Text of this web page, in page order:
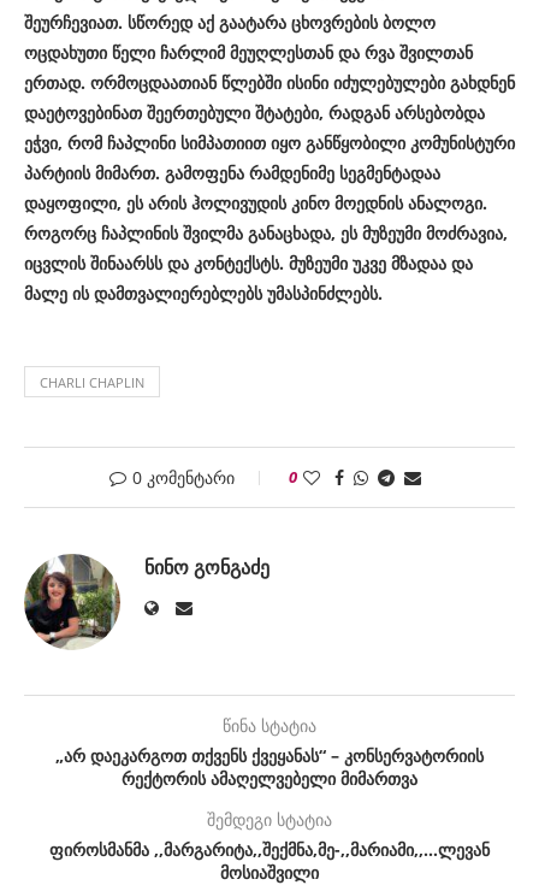
შეურჩევიათ. სწორედ აქ გაატარა ცხოვრების ბოლო
ოცდახუთი წელი ჩარლიმ მეუღლესთან და რვა შვილთან
ერთად. ორმოცდაათიან წლებში ისინი იძულებულები გახდნენ
დაეტოვებინათ შეერთებული შტატები, რადგან არსებობდა
ეჭვი, რომ ჩაპლინი სიმპათიით იყო განწყობილი კომუნისტური
პარტიის მიმართ. გამოფენა რამდენიმე სეგმენტადაა
დაყოფილი, ეს არის ჰოლივუდის კინო მოედნის ანალოგი.
როგორც ჩაპლინის შვილმა განაცხადა, ეს მუზეუმი მოძრავია,
იცვლის შინაარსს და კონტექსტს. მუზეუმი უკვე მზადაა და
მალე ის დამთვალიერებლებს უმასპინძლებს.
CHARLI CHAPLIN
0 კომენტარი 0
ᲜᲘᲜᲝ ᲒᲝᲜᲒᲐᲫᲔ
წინა სტატია
„არ დაეკარგოთ თქვენს ქვეყანას“ – კონსერვატორიის
რექტორის ამაღელვებელი მიმართვა
შემდეგი სტატია
ფიროსმანმა ,,მარგარიტა,,შექმნა,მე-,,მარიამი,,…ლევან
მოსიაშვილი